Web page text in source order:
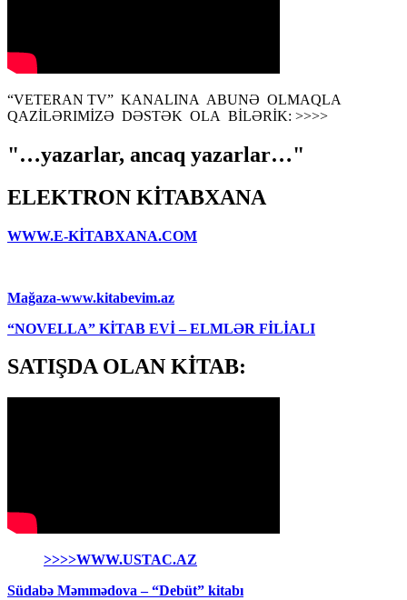
“VETERAN TV” KANALINA ABUNƏ OLMAQLA
QAZİLƏRIMİZƏ DƏSTƏK OLA BİLƏRİK: >>>>
"…yazarlar, ancaq yazarlar…"
ELEKTRON KİTABXANA
WWW.E-KİTABXANA.COM
Mağaza-www.kitabevim.az
“NOVELLA” KİTAB EVİ – ELMLƏR FİLİALI
SATIŞDA OLAN KİTAB:
>>>>WWW.USTAC.AZ
Südabə Məmmədova – “Debüt” kitabı